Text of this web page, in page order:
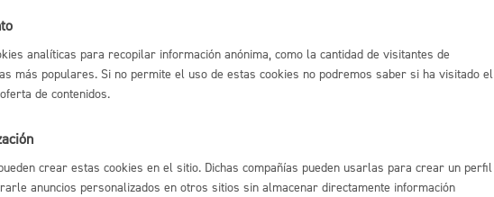
de interés
que se inscribe en estos cursos, deberá realizar una prueba de nivel
euskaltegi.
Tlf.
analíticas para recopilar información anónima, como la cantidad de visitantes de
más populares. Si no permite el uso de estas cookies no podremos saber si ha visitado el
de contenidos.
crear estas cookies en el sitio. Dichas compañías pueden usarlas para crear un perfil
anuncios personalizados en otros sitios sin almacenar directamente información